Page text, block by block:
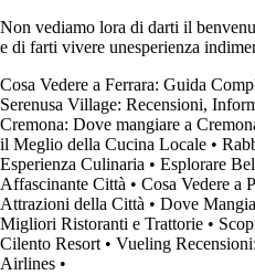
Non vediamo lora di darti il
e di farti vivere unesperienza
Cosa Vedere a Ferrara: Guida
Serenusa Village: Recensioni,
Cremona: Dove mangiare a
il Meglio della Cucina Locale •
Esperienza Culinaria • Esplorare
Affascinante Città • Cosa Vedere a
Attrazioni della Città • Dove
Migliori Ristoranti e Trattorie •
Cilento Resort • Vueling
Airlines •